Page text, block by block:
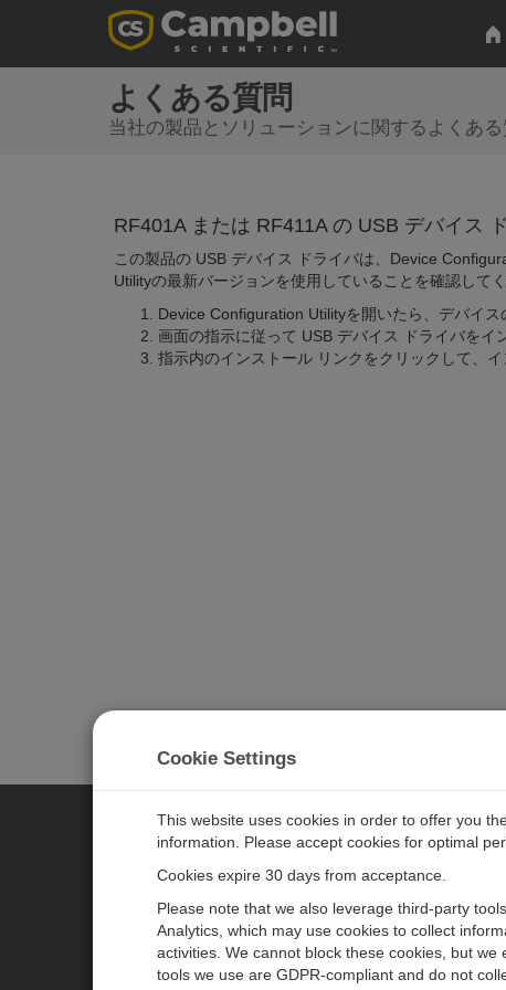
よくある質問
当社の製品とソリューションに関するよくある
RF401A または RF411A の USB デバイス
この製品の USB デバイス ドライバは、Device
Utilityの最新バージョンを使用していることを確認してく
Device Configuration Utilityを開いたら、デバイス
画面の指示に従って USB デバイス ドライバをイ
指示内のインストール リンクをクリックして、イ
CAMPBELL SCIENTIFIC JAPAN
ニュースルーム
パートナー
Cookie Settings
This website uses cookies in order to offer you
information. Please accept cookies for optimal
Cookies expire 30 days from acceptance.
Please note that we also leverage third-party
Analytics, which may use cookies to collect
activities. We cannot block these cookies, but we
tools we use are GDPR-compliant and do not